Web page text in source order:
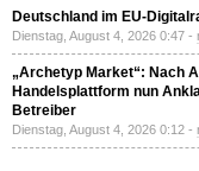
Deutschland im EU-
Dienstag, August 4, 2026 0:47 -
„Archetyp Market“: Nach
Handelsplattform nun
Betreiber
Dienstag, August 4, 2026 0:12 -